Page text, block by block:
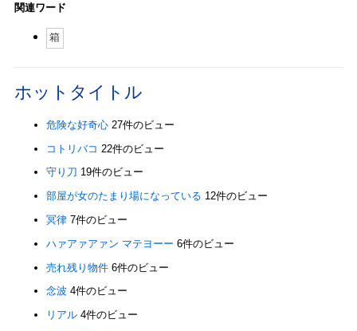
関連ワード
箱
ホットタイトル
危険な好奇心 27件のビュー
コトリバコ 22件のビュー
守り刀 19件のビュー
部屋が女のたまり場になっている 12件のビュー
冥律 7件のビュー
ハァアァアァン マテヨーー 6件のビュー
売れ残り物件 6件のビュー
念波 4件のビュー
リアル 4件のビュー